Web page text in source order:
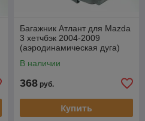
Багажник Атлант для Mazda
3 хетчбэк 2004-2009
(аэродинамическая дуга)
В наличии
368 руб.
Купить